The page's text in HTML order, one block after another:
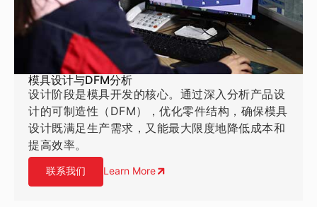
模具设计与DFM分析
设计阶段是模具开发的核心。通过深入分析产品设
计的可制造性（DFM），优化零件结构，确保模具
设计既满足生产需求，又能最大限度地降低成本和
提高效率。
联系我们 Learn More